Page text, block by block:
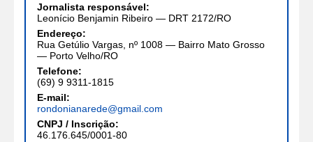
Jornalista responsável:
Leonício Benjamin Ribeiro — DRT 2172/RO
Endereço:
Rua Getúlio Vargas, nº 1008 — Bairro Mato Grosso
— Porto Velho/RO
Telefone:
(69) 9 9311-1815
E-mail:
rondonianarede@gmail.com
CNPJ / Inscrição:
46.176.645/0001-80